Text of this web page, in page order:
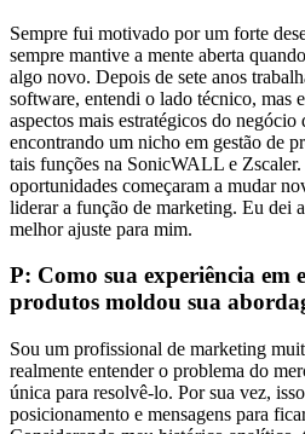
Sempre fui motivado por um forte
sempre mantive a mente aberta
algo novo. Depois de sete anos
software, entendi o lado técnico, mas
aspectos mais estratégicos do
encontrando um nicho em gestão de
tais funções na SonicWALL e Zscaler.
oportunidades começaram a mudar
liderar a função de marketing. Eu dei
melhor ajuste para mim.
P: Como sua experiência em
produtos moldou sua
Sou um profissional de marketing
realmente entender o problema do
única para resolvê-lo. Por sua vez,
posicionamento e mensagens para